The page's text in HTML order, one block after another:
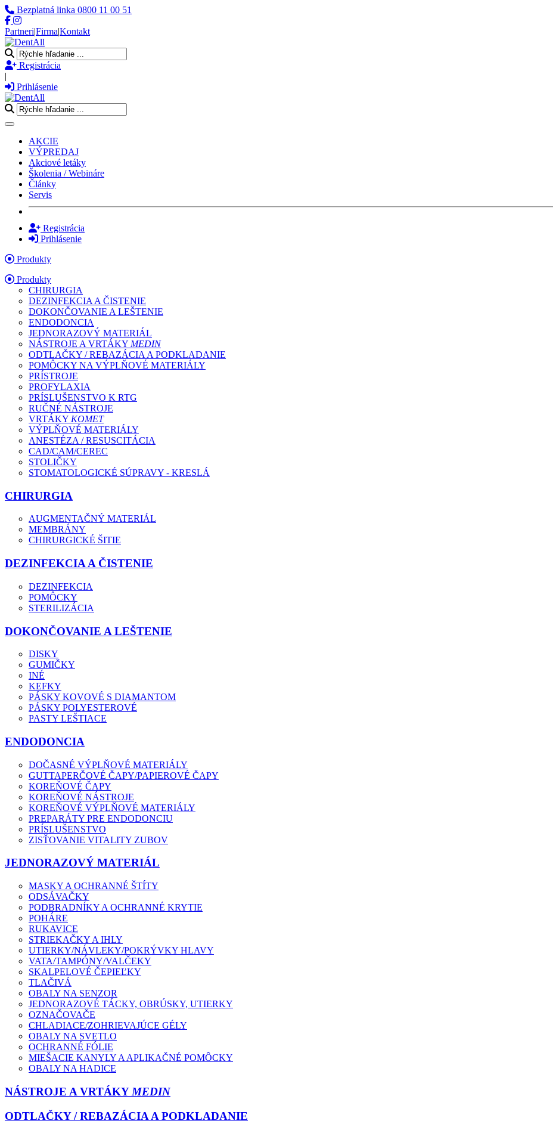
Bezplatná linka 0800 11 00 51
Partneri|Firma|Kontakt
Registrácia
|
Prihlásenie
Toggle navigation
AKCIE
VÝPREDAJ
Akciové letáky
Školenia / Webináre
Články
Servis
Registrácia
Prihlásenie
Produkty
Produkty
CHIRURGIA
DEZINFEKCIA A ČISTENIE
DOKONČOVANIE A LEŠTENIE
ENDODONCIA
JEDNORAZOVÝ MATERIÁL
NÁSTROJE A VRTÁKY MEDIN
ODTLAČKY / REBAZÁCIA A PODKLADANIE
POMÔCKY NA VÝPLŇOVÉ MATERIÁLY
PRÍSTROJE
PROFYLAXIA
PRÍSLUŠENSTVO K RTG
RUČNÉ NÁSTROJE
VRTÁKY KOMET
VÝPLŇOVÉ MATERIÁLY
ANESTÉZA / RESUSCITÁCIA
CAD/CAM/CEREC
STOLIČKY
STOMATOLOGICKÉ SÚPRAVY - KRESLÁ
CHIRURGIA
AUGMENTAČNÝ MATERIÁL
MEMBRÁNY
CHIRURGICKÉ ŠITIE
DEZINFEKCIA A ČISTENIE
DEZINFEKCIA
POMÔCKY
STERILIZÁCIA
DOKONČOVANIE A LEŠTENIE
DISKY
GUMIČKY
INÉ
KEFKY
PÁSKY KOVOVÉ S DIAMANTOM
PÁSKY POLYESTEROVÉ
PASTY LEŠTIACE
ENDODONCIA
DOČASNÉ VÝPLŇOVÉ MATERIÁLY
GUTTAPERČOVÉ ČAPY/PAPIEROVÉ ČAPY
KOREŇOVÉ ČAPY
KOREŇOVÉ NÁSTROJE
KOREŇOVÉ VÝPLŇOVÉ MATERIÁLY
PREPARÁTY PRE ENDODONCIU
PRÍSLUŠENSTVO
ZISŤOVANIE VITALITY ZUBOV
JEDNORAZOVÝ MATERIÁL
MASKY A OCHRANNÉ ŠTÍTY
ODSÁVAČKY
PODBRADNÍKY A OCHRANNÉ KRYTIE
POHÁRE
RUKAVICE
STRIEKAČKY A IHLY
UTIERKY/NÁVLEKY/POKRÝVKY HLAVY
VATA/TAMPÓNY/VALČEKY
SKALPELOVÉ ČEPIEĽKY
TLAČIVÁ
OBALY NA SENZOR
JEDNORAZOVÉ TÁCKY, OBRÚSKY, UTIERKY
OZNAČOVAČE
CHLADIACE/ZOHRIEVAJÚCE GÉLY
OBALY NA SVETLO
OCHRANNÉ FÓLIE
MIEŠACIE KANYLY A APLIKAČNÉ POMÔCKY
OBALY NA HADICE
NÁSTROJE A VRTÁKY MEDIN
ODTLAČKY / REBAZÁCIA A PODKLADANIE